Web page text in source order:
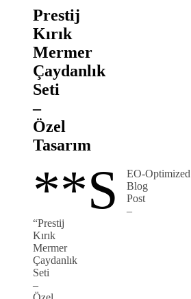
Prestij
Kırık
Mermer
Çaydanlık
Seti
–
Özel
Tasarım
**S
EO‑Optimized
Blog
Post
–
“Prestij
Kırık
Mermer
Çaydanlık
Seti
–